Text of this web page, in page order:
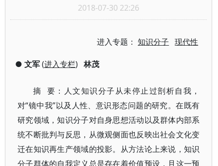
2018-07-30 22:26
进入专题：知识分子 现代性
● 文军(进入专栏)林茂
摘 要：人文知识分子从未停止过剖析自我，
对“镜中我”以及人性、意识形态问题的研究。在既有
研究领域，知识分子对自身思想活动以及群体内部系
统不断批判与反思，从微观侧面也反映出社会文化变
迁在知识再生产领域的投影。从方法论上来说，知识
分子群体的自我定义总是存在着价值预设，且这一预